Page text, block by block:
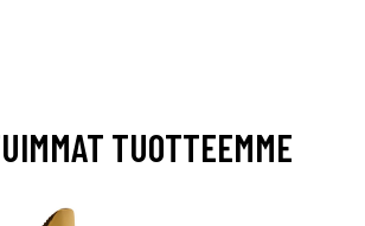
TUOTTEEMME